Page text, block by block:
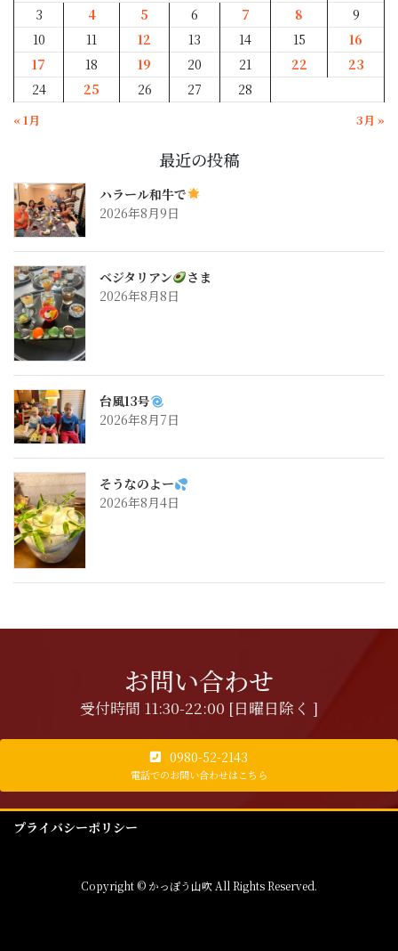
3
4 5 6 7 8
9
10
11 12 13 14 15
16
17
18 19 20 21 22
23
24
25 26 27 28
« 1月 3月 »
最近の投稿
ハラール和牛で
2026年8月9日
ベジタリアン
さま
2026年8月8日
台風13号
2026年8月7日
そうなのよー
2026年8月4日
お問い合わせ
受付時間 11:30-22:00 [日曜日除く ]
0980-52-2143
電話でのお問い合わせはこちら
プライバシーポリシー
Copyright © かっぽう山吹 All Rights Reserved.